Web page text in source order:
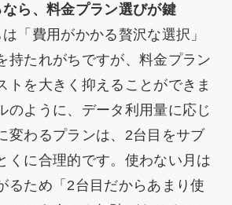
ら、料金プラン選びが鍵
「費用がかかる贅沢な選択」
持たれがちですが、料金プラン
トを大きく抑えることができま
のように、データ利用量に応じ
変わるプランは、2台目をサブ
くに合理的です。使わない月は
るため「2台目だからあまり使